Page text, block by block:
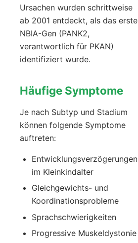
Ursachen wurden schrittweise
ab 2001 entdeckt, als das erste
NBIA-Gen (PANK2,
verantwortlich für PKAN)
identifiziert wurde.
Häufige Symptome
Je nach Subtyp und Stadium
können folgende Symptome
auftreten:
Entwicklungsverzögerungen
im Kleinkindalter
Gleichgewichts- und
Koordinationsprobleme
Sprachschwierigkeiten
Progressive Muskeldystonie